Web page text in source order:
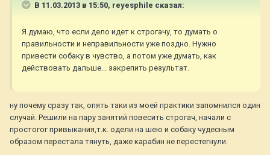
В 11.03.2013 в 15:50, reyesphile сказал:
Я думаю, что если дело идет к строгачу, то думать о
правильности и неправильности уже поздно. Нужно
привести собаку в чувство, а потом уже думать, как
действовать дальше... закрепить результат.
ну почему сразу так, опять таки из моей практики запомнился один
случай. Решили на пару занятий повесить строгач, начали с
простогог привыкания,т.к. одели на шею и собаку чудесным
образом перестала тянуть, даже карабин не перестегнули.